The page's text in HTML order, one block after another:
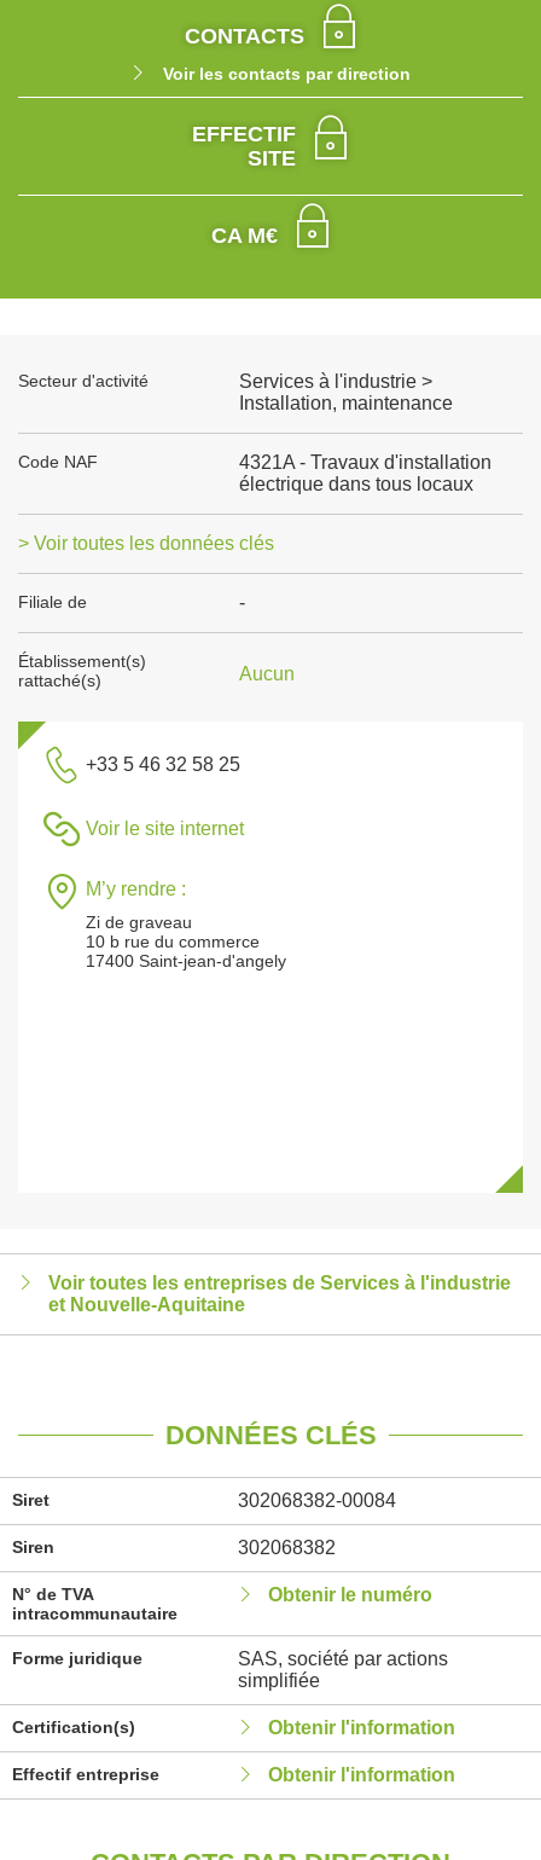
CONTACTS
Voir les contacts par direction
EFFECTIF
SITE
CA M€
Secteur d'activité
Services à l'industrie >
Installation, maintenance
Code NAF
4321A - Travaux d'installation
électrique dans tous locaux
> Voir toutes les données clés
Filiale de -
Établissement(s)
rattaché(s)
Aucun
+33 5 46 32 58 25
Voir le site internet
M’y rendre :
Zi de graveau
10 b rue du commerce
17400 Saint-jean-d'angely
Voir toutes les entreprises de Services à l'industrie
et Nouvelle-Aquitaine
DONNÉES CLÉS
Siret 302068382-00084
Siren 302068382
N° de TVA
intracommunautaire
Obtenir le numéro
Forme juridique
SAS, société par actions
simplifiée
Certification(s) Obtenir l'information
Effectif entreprise Obtenir l'information